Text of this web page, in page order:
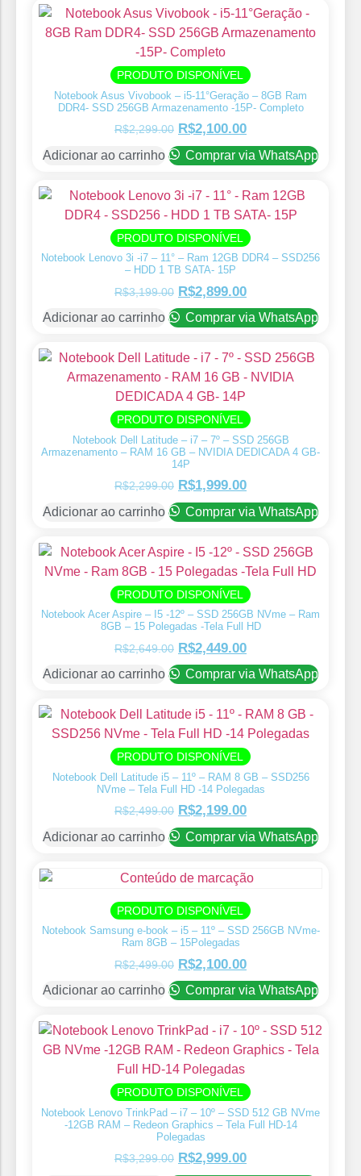
PRODUTO DISPONÍVEL
Notebook Asus Vivobook – i5-11°Geração – 8GB Ram
DDR4- SSD 256GB Armazenamento -15P- Completo
R$2,299.00 R$2,100.00
Adicionar ao carrinho Comprar via WhatsApp
PRODUTO DISPONÍVEL
Notebook Lenovo 3i -i7 – 11° – Ram 12GB DDR4 – SSD256
– HDD 1 TB SATA- 15P
R$3,199.00 R$2,899.00
Adicionar ao carrinho Comprar via WhatsApp
PRODUTO DISPONÍVEL
Notebook Dell Latitude – i7 – 7º – SSD 256GB
Armazenamento – RAM 16 GB – NVIDIA DEDICADA 4 GB-
14P
R$2,299.00 R$1,999.00
Adicionar ao carrinho Comprar via WhatsApp
PRODUTO DISPONÍVEL
Notebook Acer Aspire – I5 -12º – SSD 256GB NVme – Ram
8GB – 15 Polegadas -Tela Full HD
R$2,649.00 R$2,449.00
Adicionar ao carrinho Comprar via WhatsApp
PRODUTO DISPONÍVEL
Notebook Dell Latitude i5 – 11º – RAM 8 GB – SSD256
NVme – ⁠Tela Full HD -14 Polegadas
R$2,499.00 R$2,199.00
Adicionar ao carrinho Comprar via WhatsApp
PRODUTO DISPONÍVEL
Notebook Samsung e-book – i5 – 11º – SSD 256GB NVme-
Ram 8GB – 15Polegadas
R$2,499.00 R$2,100.00
Adicionar ao carrinho Comprar via WhatsApp
PRODUTO DISPONÍVEL
Notebook Lenovo TrinkPad – i7 – 10º – SSD 512 GB NVme
-12GB RAM – Redeon Graphics – Tela Full HD-14
Polegadas
R$3,299.00 R$2,999.00